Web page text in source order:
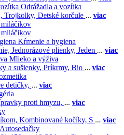
Odrážadla a vozítka
Trojkolky, Detské korčule ... viac
miláčikov
miláčikov
Kŕmenie a hygiena
Jednorázové plienky, Jeden ... viac
Mlieko a výživa
a sušienky, Príkrmy, Bio ... viac
detičky, ... viac
proti hmyzu, ... viac
Kombinované kočíky, S ... viac
Autosedačky